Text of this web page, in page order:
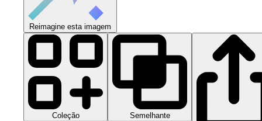
Reimagine esta imagem
Coleção Semelhante